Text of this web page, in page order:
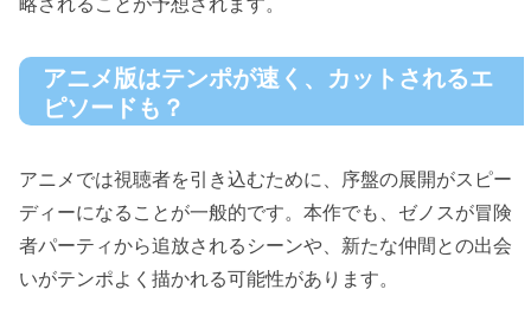
略されることが予想されます。
アニメ版はテンポが速く、カットされるエ
ピソードも？
アニメでは視聴者を引き込むために、序盤の展開がスピー
ディーになることが一般的です。本作でも、ゼノスが冒険
者パーティから追放されるシーンや、新たな仲間との出会
いがテンポよく描かれる可能性があります。